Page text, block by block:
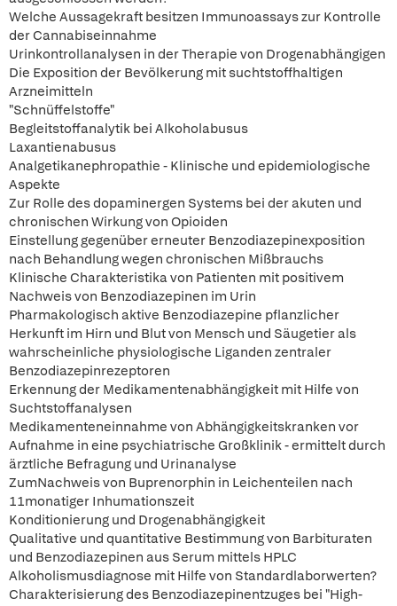
Welche Aussagekraft besitzen Immunoassays zur Kontrolle
der Cannabiseinnahme
Urinkontrollanalysen in der Therapie von Drogenabhängigen
Die Exposition der Bevölkerung mit suchtstoffhaltigen
Arzneimitteln
"Schnüffelstoffe"
Begleitstoffanalytik bei Alkoholabusus
Laxantienabusus
Analgetikanephropathie - Klinische und epidemiologische
Aspekte
Zur Rolle des dopaminergen Systems bei der akuten und
chronischen Wirkung von Opioiden
Einstellung gegenüber erneuter Benzodiazepinexposition
nach Behandlung wegen chronischen Mißbrauchs
Klinische Charakteristika von Patienten mit positivem
Nachweis von Benzodiazepinen im Urin
Pharmakologisch aktive Benzodiazepine pflanzlicher
Herkunft im Hirn und Blut von Mensch und Säugetier als
wahrscheinliche physiologische Liganden zentraler
Benzodiazepinrezeptoren
Erkennung der Medikamentenabhängigkeit mit Hilfe von
Suchtstoffanalysen
Medikamenteneinnahme von Abhängigkeitskranken vor
Aufnahme in eine psychiatrische Großklinik - ermittelt durch
ärztliche Befragung und Urinanalyse
ZumNachweis von Buprenorphin in Leichenteilen nach
11monatiger Inhumationszeit
Konditionierung und Drogenabhängigkeit
Qualitative und quantitative Bestimmung von Barbituraten
und Benzodiazepinen aus Serum mittels HPLC
Alkoholismusdiagnose mit Hilfe von Standardlaborwerten?
Charakterisierung des Benzodiazepinentzuges bei "High-